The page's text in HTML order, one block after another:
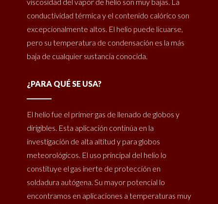
viscosidad del vapor de helio son muy bajas. La
conductividad térmica y el contenido calórico son
excepcionalmente altos. El helio puede licuarse,
pero su temperatura de condensación es la más
baja de cualquier sustancia conocida.
¿PARA QUÉ SE USA?
El helio fue el primer gas de llenado de globos y
dirigibles. Esta aplicación continúa en la
investigación de alta altitud y para globos
meteorológicos. El uso principal del helio lo
constituye el gas inerte de protección en
soldadura autógena. Su mayor potencial lo
encontramos en aplicaciones a temperaturas muy